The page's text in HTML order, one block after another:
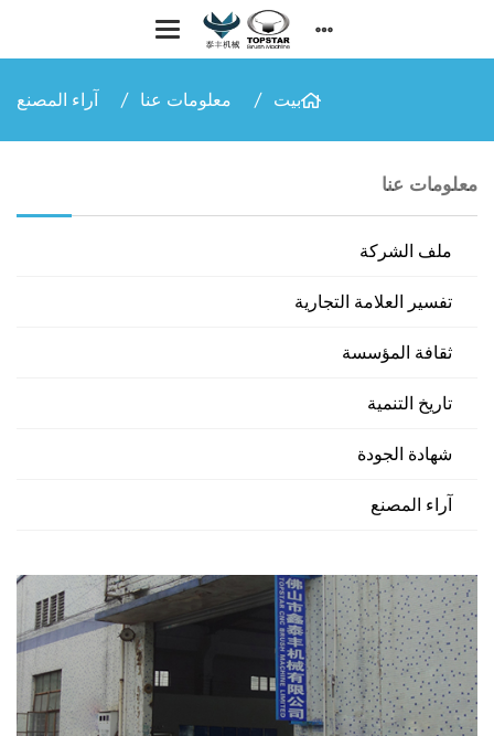
بيت معلومات عنا آراء المصنع
معلومات عنا
ملف الشركة
تفسير العلامة التجارية
ثقافة المؤسسة
تاريخ التنمية
شهادة الجودة
آراء المصنع